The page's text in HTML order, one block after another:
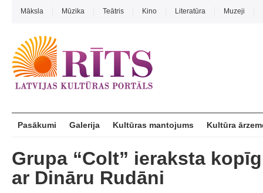
Māksla Mūzika Teātris Kino Literatūra Muzeji
Pasākumi Galerija Kultūras mantojums Kultūra
Grupa “Colt” ieraksta
ar Dināru Rudāni